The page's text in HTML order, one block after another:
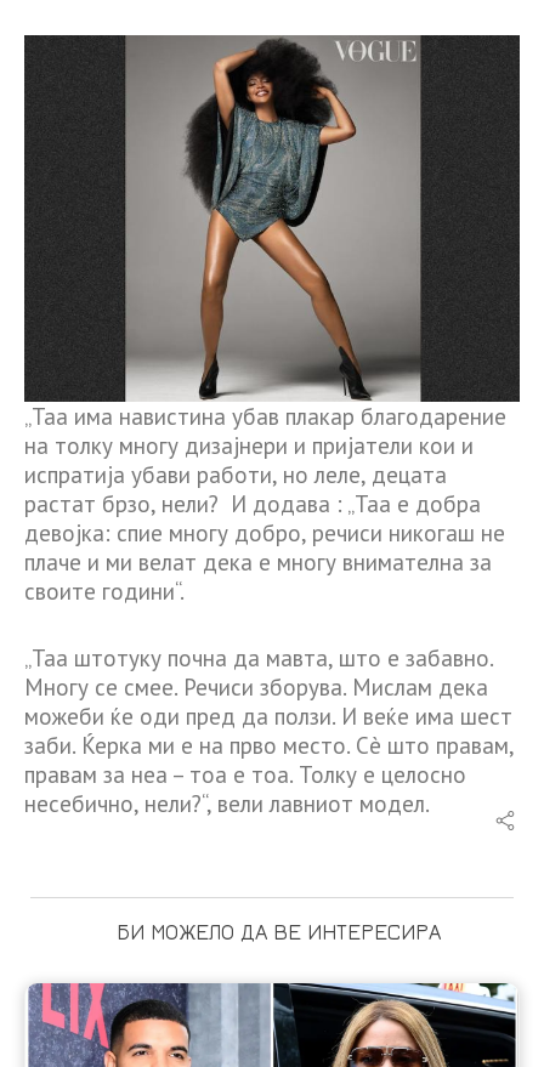
„Таа има навистина убав плакар благодарение
на толку многу дизајнери и пријатели кои и
испратија убави работи, но леле, децата
растат брзо, нели? И додава : „Таа е добра
девојка: спие многу добро, речиси никогаш не
плаче и ми велат дека е многу внимателна за
своите години“.
„Таа штотуку почна да мавта, што е забавно.
Многу се смее. Речиси зборува. Мислам дека
можеби ќе оди пред да ползи. И веќе има шест
заби. Ќерка ми е на прво место. Сè што правам,
правам за неа – тоа е тоа. Толку е целосно
несебично, нели?“, вели лавниот модел.
БИ МОЖЕЛО ДА ВЕ ИНТЕРЕСИРА